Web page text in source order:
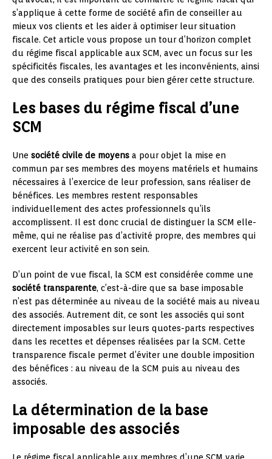
s’applique à cette forme de société afin de conseiller au
mieux vos clients et les aider à optimiser leur situation
fiscale. Cet article vous propose un tour d’horizon complet
du régime fiscal applicable aux SCM, avec un focus sur les
spécificités fiscales, les avantages et les inconvénients, ainsi
que des conseils pratiques pour bien gérer cette structure.
Les bases du régime fiscal d’une
SCM
Une société civile de moyens a pour objet la mise en
commun par ses membres des moyens matériels et humains
nécessaires à l’exercice de leur profession, sans réaliser de
bénéfices. Les membres restent responsables
individuellement des actes professionnels qu’ils
accomplissent. Il est donc crucial de distinguer la SCM elle-
même, qui ne réalise pas d’activité propre, des membres qui
exercent leur activité en son sein.
D’un point de vue fiscal, la SCM est considérée comme une
société transparente, c’est-à-dire que sa base imposable
n’est pas déterminée au niveau de la société mais au niveau
des associés. Autrement dit, ce sont les associés qui sont
directement imposables sur leurs quotes-parts respectives
dans les recettes et dépenses réalisées par la SCM. Cette
transparence fiscale permet d’éviter une double imposition
des bénéfices : au niveau de la SCM puis au niveau des
associés.
La détermination de la base
imposable des associés
Le régime fiscal applicable aux membres d’une SCM varie